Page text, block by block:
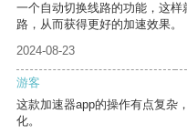
一个自动切换线路的功能，这
路，从而获得更好的加速效果。
2024-08-23
游客
这款加速器app的操作有点复杂
化。